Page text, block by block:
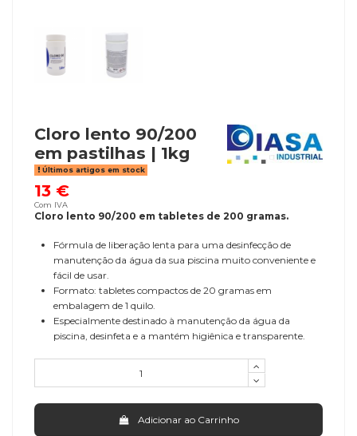
Cloro lento 90/200
em pastilhas | 1kg
Últimos artigos em stock
13 €
Com IVA
Cloro lento 90/200 em tabletes de 200 gramas.
Fórmula de liberação lenta para uma desinfecção de
manutenção da água da sua piscina muito conveniente e
fácil de usar.
Formato: tabletes compactos de 20 gramas em
embalagem de 1 quilo.
Especialmente destinado à manutenção da água da
piscina, desinfeta e a mantém higiênica e transparente.
Adicionar ao Carrinho